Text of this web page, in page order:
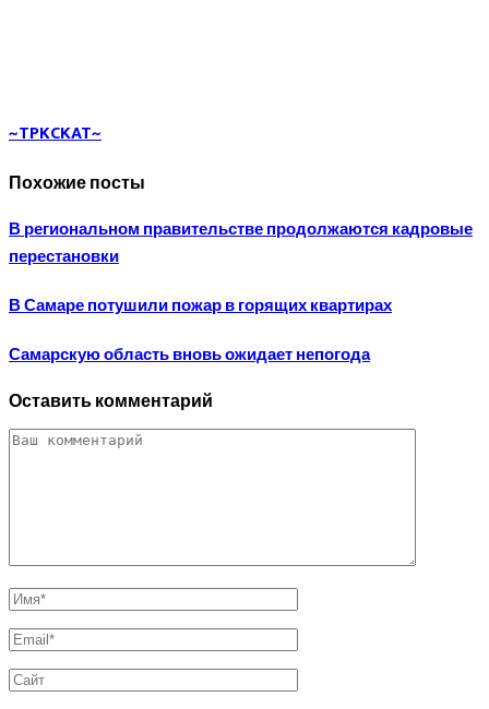
~TPKCKAT~
Похожие посты
В региональном правительстве продолжаются кадровые
перестановки
В Самаре потушили пожар в горящих квартирах
Самарскую область вновь ожидает непогода
Оставить комментарий